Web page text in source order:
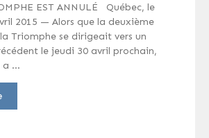
EST ANNULÉ Québec, le
2015 — Alors que la deuxième
Triomphe se dirigeait vers un
le jeudi 30 avril prochain,
a …